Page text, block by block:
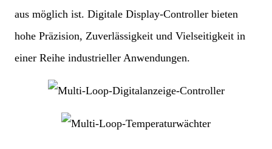
aus möglich ist. Digitale Display-Controller bieten
hohe Präzision, Zuverlässigkeit und Vielseitigkeit in
einer Reihe industrieller Anwendungen.